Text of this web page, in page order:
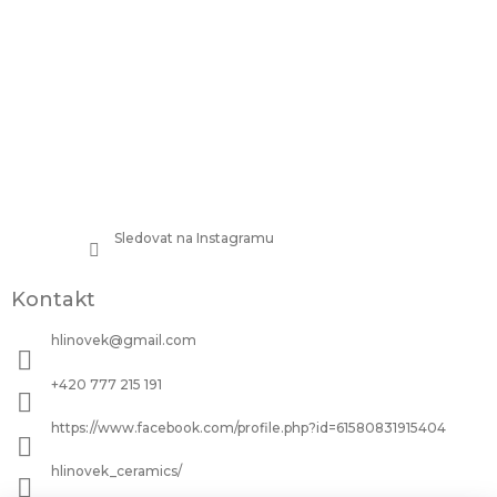
Sledovat na Instagramu
Kontakt
hlinovek@gmail.com
+420 777 215 191
https://www.facebook.com/profile.php?id=61580831915404
hlinovek_ceramics/